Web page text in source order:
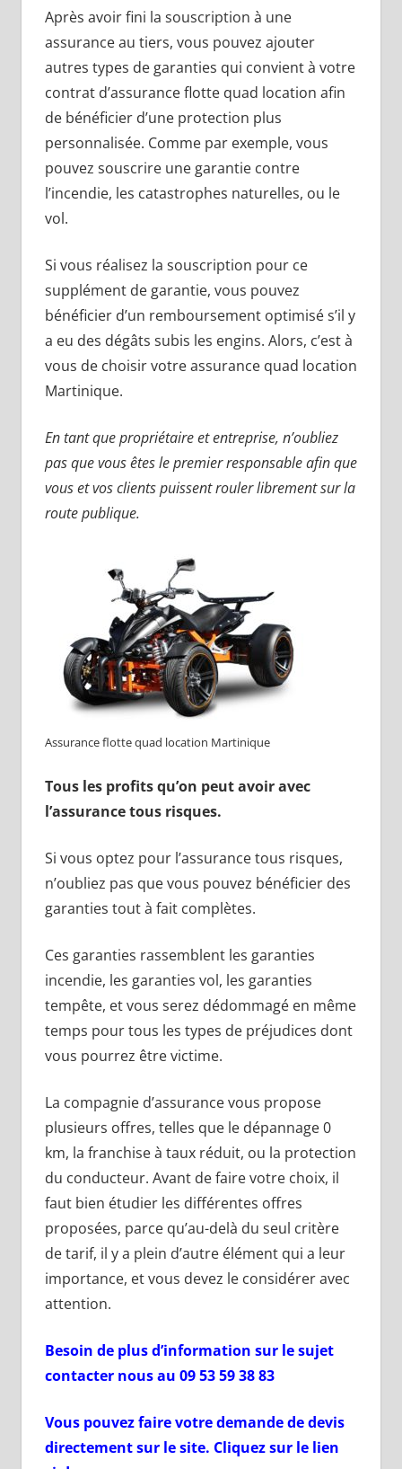
Après avoir fini la souscription à une
assurance au tiers, vous pouvez ajouter
autres types de garanties qui convient à votre
contrat d’assurance flotte quad location afin
de bénéficier d’une protection plus
personnalisée. Comme par exemple, vous
pouvez souscrire une garantie contre
l’incendie, les catastrophes naturelles, ou le
vol.
Si vous réalisez la souscription pour ce
supplément de garantie, vous pouvez
bénéficier d’un remboursement optimisé s’il y
a eu des dégâts subis les engins. Alors, c’est à
vous de choisir votre assurance quad location
Martinique.
En tant que propriétaire et entreprise, n’oubliez
pas que vous êtes le premier responsable afin que
vous et vos clients puissent rouler librement sur la
route publique.
Assurance flotte quad location Martinique
Tous les profits qu’on peut avoir avec
l’assurance tous risques.
Si vous optez pour l’assurance tous risques,
n’oubliez pas que vous pouvez bénéficier des
garanties tout à fait complètes.
Ces garanties rassemblent les garanties
incendie, les garanties vol, les garanties
tempête, et vous serez dédommagé en même
temps pour tous les types de préjudices dont
vous pourrez être victime.
La compagnie d’assurance vous propose
plusieurs offres, telles que le dépannage 0
km, la franchise à taux réduit, ou la protection
du conducteur. Avant de faire votre choix, il
faut bien étudier les différentes offres
proposées, parce qu’au-delà du seul critère
de tarif, il y a plein d’autre élément qui a leur
importance, et vous devez le considérer avec
attention.
Besoin de plus d’information sur le sujet
contacter nous au 09 53 59 38 83
Vous pouvez faire votre demande de devis
directement sur le site. Cliquez sur le lien